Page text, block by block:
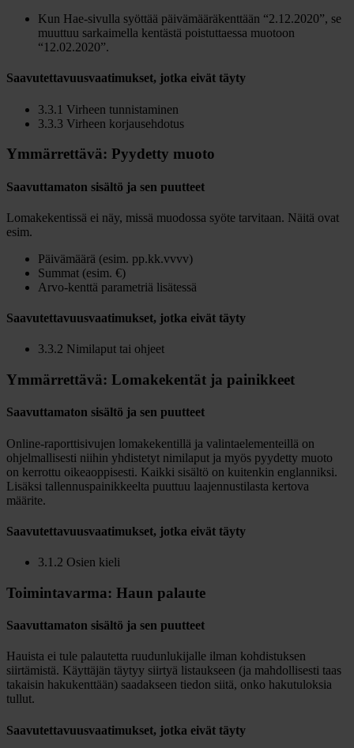
Kun Hae-sivulla syöttää päivämääräkenttään “2.12.2020”, se
muuttuu sarkaimella kentästä poistuttaessa muotoon
“12.02.2020”.
Saavutettavuusvaatimukset, jotka eivät täyty
3.3.1 Virheen tunnistaminen
3.3.3 Virheen korjausehdotus
Ymmärrettävä: Pyydetty muoto
Saavuttamaton sisältö ja sen puutteet
Lomakekentissä ei näy, missä muodossa syöte tarvitaan. Näitä ovat
esim.
Päivämäärä (esim. pp.kk.vvvv)
Summat (esim. €)
Arvo-kenttä parametriä lisätessä
Saavutettavuusvaatimukset, jotka eivät täyty
3.3.2 Nimilaput tai ohjeet
Ymmärrettävä: Lomakekentät ja painikkeet
Saavuttamaton sisältö ja sen puutteet
Online-raporttisivujen lomakekentillä ja valintaelementeillä on
ohjelmallisesti niihin yhdistetyt nimilaput ja myös pyydetty muoto
on kerrottu oikeaoppisesti. Kaikki sisältö on kuitenkin englanniksi.
Lisäksi tallennuspainikkeelta puuttuu laajennustilasta kertova
määrite.
Saavutettavuusvaatimukset, jotka eivät täyty
3.1.2 Osien kieli
Toimintavarma: Haun palaute
Saavuttamaton sisältö ja sen puutteet
Hauista ei tule palautetta ruudunlukijalle ilman kohdistuksen
siirtämistä. Käyttäjän täytyy siirtyä listaukseen (ja mahdollisesti taas
takaisin hakukenttään) saadakseen tiedon siitä, onko hakutuloksia
tullut.
Saavutettavuusvaatimukset, jotka eivät täyty